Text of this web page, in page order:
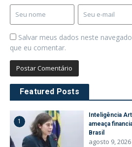
Salvar meus dados neste
que eu comentar.
Featured Posts
1
Inteligência
ameaça
Brasil
agosto 9, 2026